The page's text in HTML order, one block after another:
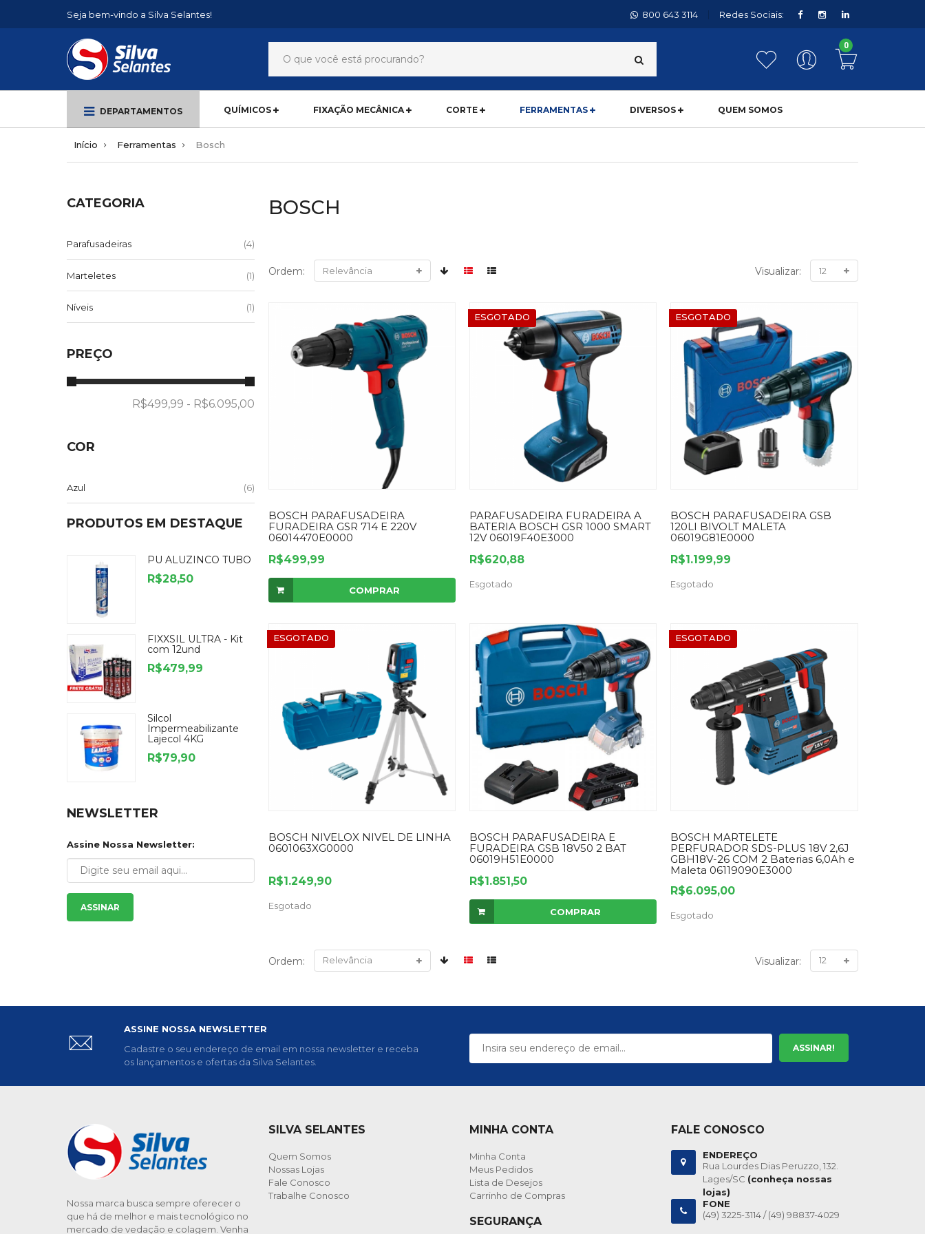
Seja bem-vindo a Silva Selantes! Redes Sociais:
800 643 3114
0
DEPARTAMENTOS QUÍMICOS FIXAÇÃO MECÂNICA CORTE FERRAMENTAS DIVERSOS QUEM SOMOS
Início Ferramentas Bosch
CATEGORIA
Parafusadeiras (4)
Marteletes (1)
Níveis (1)
PREÇO
COR
Azul (6)
PRODUTOS EM DESTAQUE
PU ALUZINCO TUBO
R$28,50
FIXXSIL ULTRA - Kit
com 12und
R$479,99
Silcol
Impermeabilizante
Lajecol 4KG
R$79,90
NEWSLETTER
Assine Nossa Newsletter:
ASSINAR
BOSCH
Ordem: Visualizar:
BOSCH PARAFUSADEIRA
FURADEIRA GSR 714 E 220V
06014470E0000
R$499,99
COMPRAR
ESGOTADO
PARAFUSADEIRA FURADEIRA A
BATERIA BOSCH GSR 1000 SMART
12V 06019F40E3000
R$620,88
Esgotado
ESGOTADO
BOSCH PARAFUSADEIRA GSB
120LI BIVOLT MALETA
06019G81E0000
R$1.199,99
Esgotado
ESGOTADO
BOSCH NIVELOX NIVEL DE LINHA
0601063XG0000
R$1.249,90
Esgotado
BOSCH PARAFUSADEIRA E
FURADEIRA GSB 18V50 2 BAT
06019H51E0000
R$1.851,50
COMPRAR
ESGOTADO
BOSCH MARTELETE
PERFURADOR SDS-PLUS 18V 2,6J
GBH18V-26 COM 2 Baterias 6,0Ah e
Maleta 06119090E3000
R$6.095,00
Esgotado
Ordem: Visualizar:
ASSINE NOSSA NEWSLETTER
Cadastre o seu endereço de email em nossa newsletter e receba
os lançamentos e ofertas da Silva Selantes.
ASSINAR!
Nossa marca busca sempre oferecer o
que há de melhor e mais tecnológico no
mercado de vedação e colagem. Venha
SILVA SELANTES
Quem Somos
Nossas Lojas
Fale Conosco
Trabalhe Conosco
MINHA CONTA
Minha Conta
Meus Pedidos
Lista de Desejos
Carrinho de Compras
SEGURANÇA
FALE CONOSCO
ENDEREÇO
Rua Lourdes Dias Peruzzo, 132.
Lages/SC (conheça nossas
lojas)
FONE
(49) 3225-3114 /(49) 98837-4029